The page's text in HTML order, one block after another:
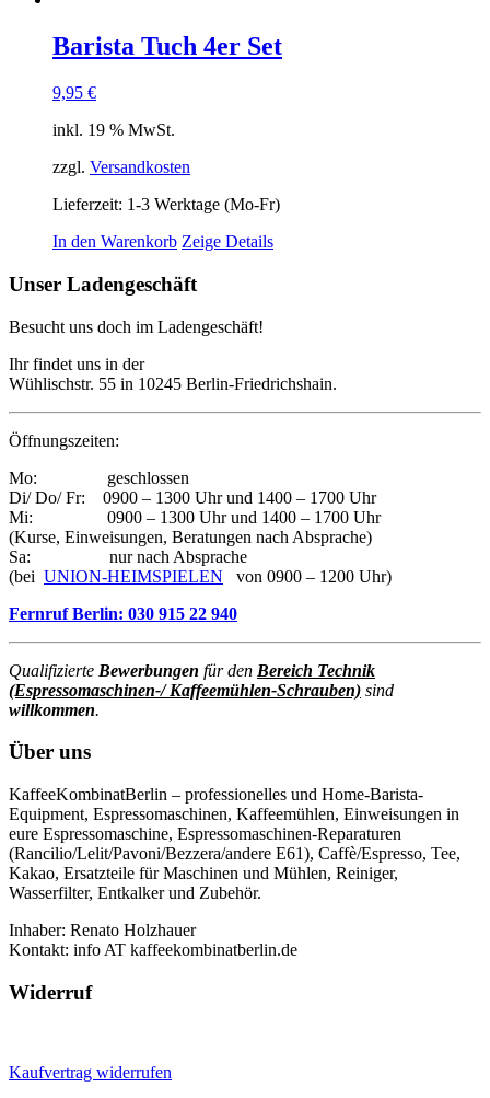
Barista Tuch 4er Set
9,95 €
inkl. 19 % MwSt.
zzgl. Versandkosten
Lieferzeit: 1-3 Werktage (Mo-Fr)
In den Warenkorb Zeige Details
Unser Ladengeschäft
Besucht uns doch im Ladengeschäft!
Ihr findet uns in der
Wühlischstr. 55 in 10245 Berlin-Friedrichshain.
Öffnungszeiten:
Mo: geschlossen
Di/ Do/ Fr: 0900 – 1300 Uhr und 1400 – 1700 Uhr
Mi: 0900 – 1300 Uhr und 1400 – 1700 Uhr
(Kurse, Einweisungen, Beratungen nach Absprache)
Sa: nur nach Absprache
(bei UNION-HEIMSPIELEN von 0900 – 1200 Uhr)
Fernruf Berlin: 030 915 22 940
Qualifizierte Bewerbungen für den Bereich Technik
(Espressomaschinen-/ Kaffeemühlen-Schrauben) sind
willkommen.
Über uns
KaffeeKombinatBerlin – professionelles und Home-Barista-
Equipment, Espressomaschinen, Kaffeemühlen, Einweisungen in
eure Espressomaschine, Espressomaschinen-Reparaturen
(Rancilio/Lelit/Pavoni/Bezzera/andere E61), Caffè/Espresso, Tee,
Kakao, Ersatzteile für Maschinen und Mühlen, Reiniger,
Wasserfilter, Entkalker und Zubehör.
Inhaber: Renato Holzhauer
Kontakt: info AT kaffeekombinatberlin.de
Widerruf
Kaufvertrag widerrufen